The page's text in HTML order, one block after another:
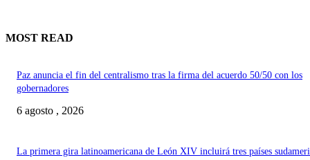
MOST READ
Paz anuncia el fin del centralismo tras la firma del acuerdo 50/50 con los
gobernadores
6 agosto , 2026
La primera gira latinoamericana de León XIV incluirá tres países